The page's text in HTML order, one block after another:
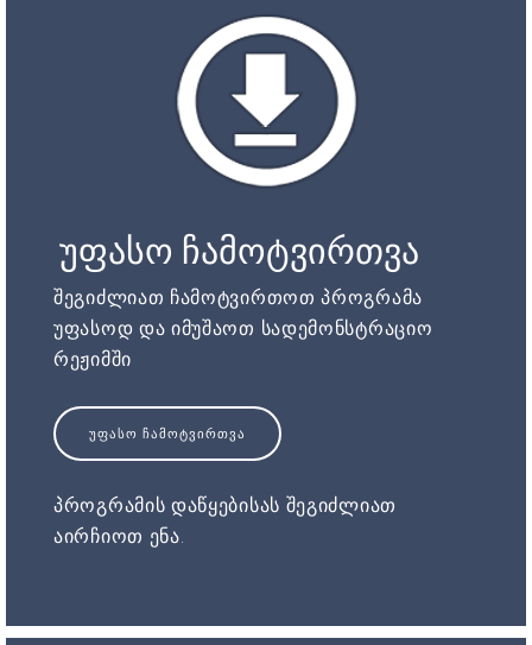
უფასო ჩამოტვირთვა
შეგიძლიათ ჩამოტვირთოთ პროგრამა
უფასოდ და იმუშაოთ სადემონსტრაციო
რეჟიმში
ᲣᲤᲐᲡᲝ ᲩᲐᲛᲝᲢᲕᲘᲠᲗᲕᲐ
პროგრამის დაწყებისას შეგიძლიათ
აირჩიოთ ენა.